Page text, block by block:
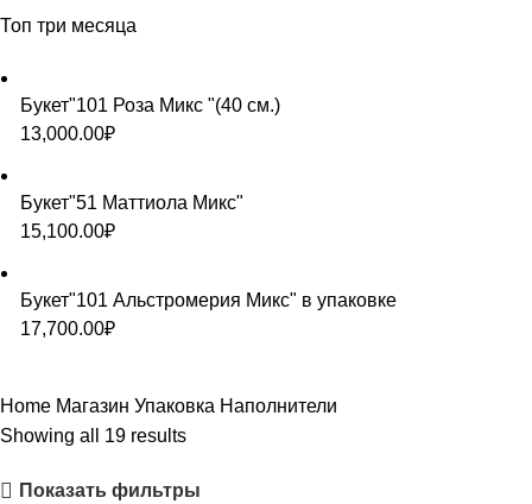
Топ три месяца
Букет"101 Роза Микс "(40 см.)
13,000.00₽
Букет"51 Маттиола Микс"
15,100.00₽
Букет"101 Альстромерия Микс" в упаковке
17,700.00₽
Home Магазин Упаковка Наполнители
Showing all 19 results
Показать фильтры